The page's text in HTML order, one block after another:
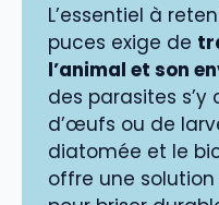
L’essentiel à
puces exige de
l’animal et son
des parasites
d’œufs ou de
diatomée et le
offre une